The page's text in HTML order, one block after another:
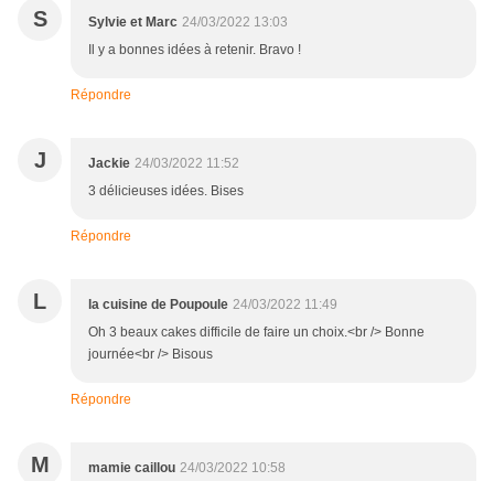
S Sylvie et Marc 24/03/2022 13:03
Il y a bonnes idées à retenir. Bravo !
Répondre
J Jackie 24/03/2022 11:52
3 délicieuses idées. Bises
Répondre
L la cuisine de Poupoule 24/03/2022 11:49
Oh 3 beaux cakes difficile de faire un choix.<br /> Bonne
journée<br /> Bisous
Répondre
M mamie caillou 24/03/2022 10:58